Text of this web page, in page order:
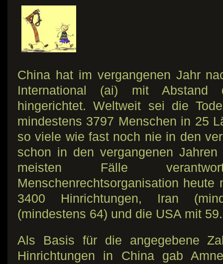
China hat im vergangenen Jahr
International (ai) mit Abstand
hingerichtet. Weltweit sei die
mindestens 3797 Menschen in 25
so viele wie fast noch nie in den
schon in den vergangenen
meisten Fälle
Menschenrechtsorganisation
3400 Hinrichtungen, Iran
(mindestens 64) und die USA mit 59.
Als Basis für die angegebene
Hinrichtungen in China gab